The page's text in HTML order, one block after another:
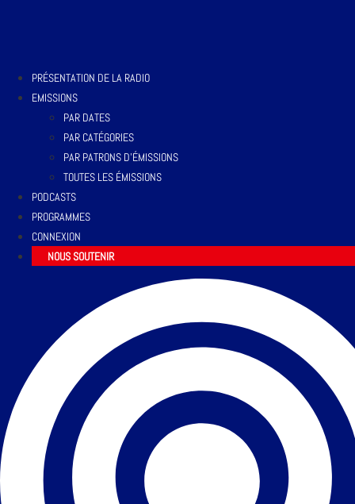
PRÉSENTATION DE LA RADIO
EMISSIONS
PAR DATES
PAR CATÉGORIES
PAR PATRONS D’ÉMISSIONS
TOUTES LES ÉMISSIONS
PODCASTS
PROGRAMMES
CONNEXION
NOUS SOUTENIR